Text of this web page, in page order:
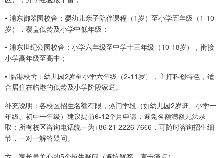
• 浦东御翠园校舍：婴幼儿亲子陪伴课程（1岁）至小学五年级（1-10
岁），覆盖低龄及小学中低年级；
• 浦东世纪公园校舍：小学六年级至中学十三年级（10-18岁），衔接
小学高年级至高中；
• 临港校舍：幼儿园2岁至小学六年级（2-11岁），主打科创特色，适
合居住在临港的低龄及小学阶段家庭。
补充说明：各校区招生名额有限，热门学段（如幼儿园2岁班、小学一
年级、初中一年级）建议提前6-12个月申请，避免名额满额无法录
取；所有校区咨询电话统一为+86 21 2226 7666，可随时咨询招生细
节，一对一解答疑问。
六、家长最关心的5个招生疑问（避坑解答，直击痛点）